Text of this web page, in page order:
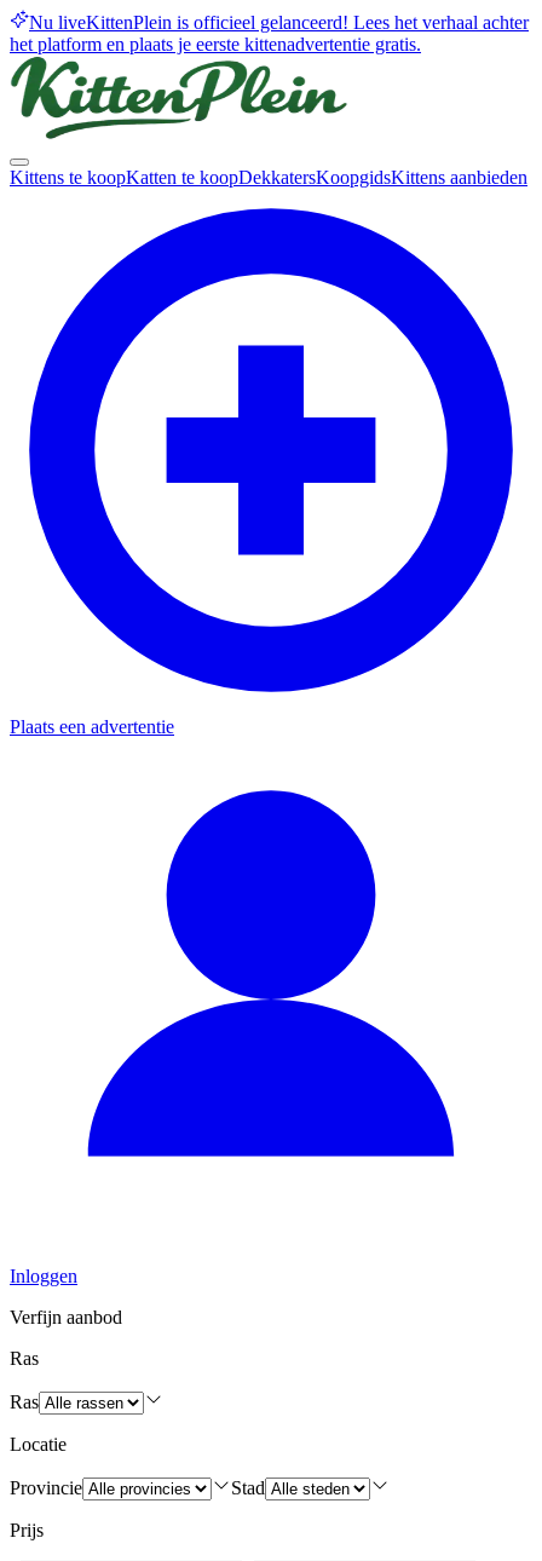
Nu liveKittenPlein is officieel gelanceerd! Lees het verhaal achter
het platform en plaats je eerste kittenadvertentie gratis.
Kittens te koopKatten te koopDekkatersKoopgidsKittens aanbieden
Plaats een advertentie
Inloggen
Verfijn aanbod
Ras
Ras
Locatie
Provincie Stad
Prijs